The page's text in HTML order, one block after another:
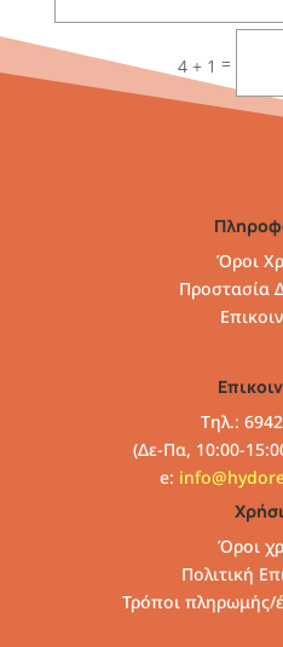
4 + 1 =
Όροι
Προστασία
Τηλ.:
(Δε-Πα, 10:00-
e:
Όροι
Πολιτική
Τρόποι πληρωμής/